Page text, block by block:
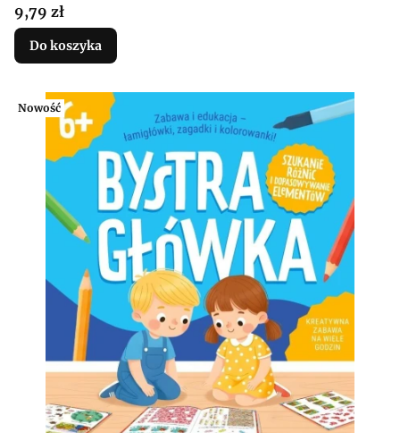
Cena
9,79 zł
Do koszyka
Nowość